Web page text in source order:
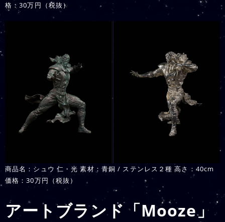
格：30万円（税抜）
商品名：シュウ 仁・光 素材：青銅 / ステンレス２種 高さ：40cm
価格：30万円（税抜）
アートブランド「Mooze」